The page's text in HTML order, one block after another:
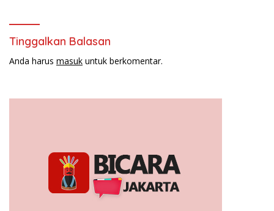
Tinggalkan Balasan
Anda harus masuk untuk berkomentar.